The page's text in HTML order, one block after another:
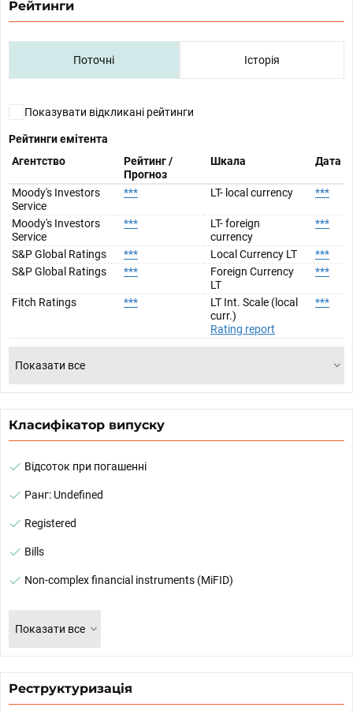
Рейтинги
Поточні Історія
Показувати відкликані рейтинги
Рейтинги емітента
Агентство
Рейтинг /
Прогноз
Шкала Дата
Moody's Investors
Service
*** LT- local currency ***
Moody's Investors
Service
***
LT- foreign
currency
***
S&P Global Ratings *** Local Currency LT
***
S&P Global Ratings
***
Foreign Currency
LT
***
Fitch Ratings ***
LT Int. Scale (local
curr.)
Rating report
***
Показати все
Класифікатор випуску
Відсоток при погашенні
Ранг: Undefined
Registered
Bills
Non-complex financial instruments (MiFID)
Показати все
Реструктуризація